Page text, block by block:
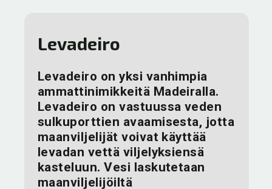
Levadeiro
Levadeiro on yksi vanhimpia
ammattinimikkeitä Madeiralla.
Levadeiro on vastuussa veden
sulkuporttien avaamisesta, jotta
maanviljelijät voivat käyttää
levadan vettä viljelyksiensä
kasteluun. Vesi laskutetaan
maanviljelijöiltä